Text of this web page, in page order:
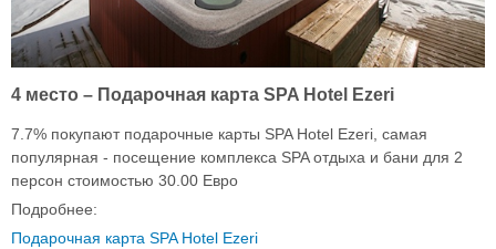
4 место – Подарочная карта SPA Hotel Ezeri
7.7% покупают подарочные карты SPA Hotel Ezeri, самая
популярная - посещение комплекса SPA отдыха и бани для 2
персон стоимостью 30.00 Евро
Подробнее:
Подарочная карта SPA Hotel Ezeri